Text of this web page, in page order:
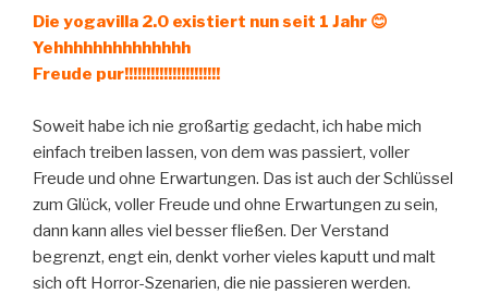
Die yogavilla 2.0 existiert nun seit 1 Jahr 😊
Yehhhhhhhhhhhhhh
Freude pur!!!!!!!!!!!!!!!!!!!!!!
Soweit habe ich nie großartig gedacht, ich habe mich
einfach treiben lassen, von dem was passiert, voller
Freude und ohne Erwartungen. Das ist auch der Schlüssel
zum Glück, voller Freude und ohne Erwartungen zu sein,
dann kann alles viel besser fließen. Der Verstand
begrenzt, engt ein, denkt vorher vieles kaputt und malt
sich oft Horror-Szenarien, die nie passieren werden.